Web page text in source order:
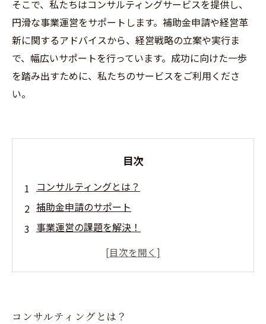
そこで、私たちはコンサルティングサービスを提供し、
円滑な事業運営をサポートします。補助金申請や経営革
新に関するアドバイスから、経営戦略の立案や実行ま
で、幅広いサポートを行っています。成功に向けた一歩
を踏み出すために、私たちのサービスをご利用くださ
い。
目次
コンサルティングとは？
補助金申請のサポート
事業運営の課題を解決！
経営革新に向けたアドバイス
コンサルティングとは？